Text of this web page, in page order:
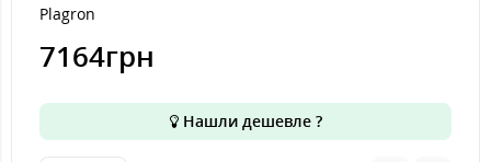
Plagron
7164грн
Нашли дешевле ?